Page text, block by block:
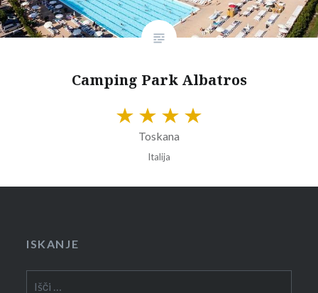
Camping Park Albatros
Toskana
Italija
ISKANJE